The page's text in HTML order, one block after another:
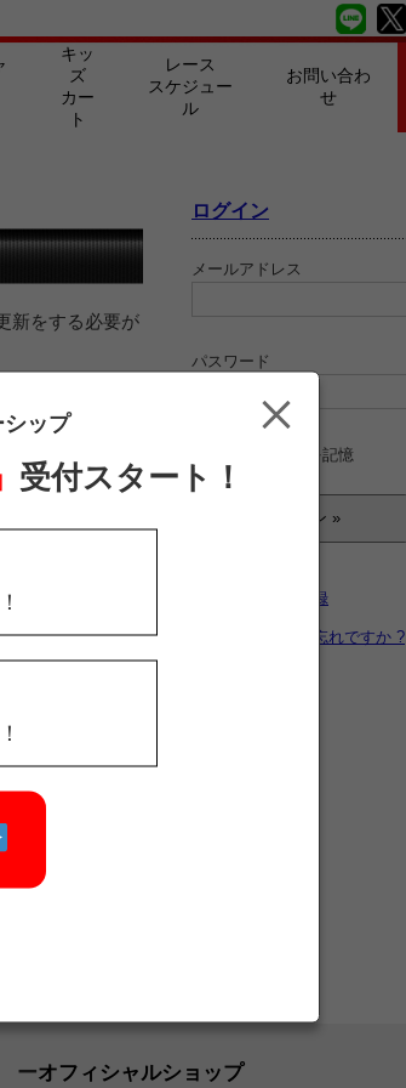
キッ
ズ
カー
ト
レース
スケジュー
ル
お問い合わ
せ
新をする必要が
ログイン
メールアドレス
パスワード
ログイン情報を記憶
新規ユーザー登録
パスワードをお忘れですか ?
オフィシャルショップ
ップ
受付スタート！